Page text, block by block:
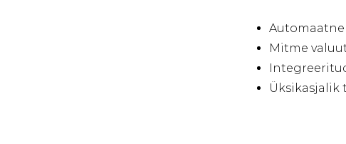
Mitme
Üksikasjalik